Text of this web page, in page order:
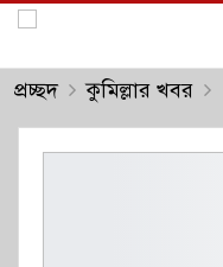
প্রচ্ছদ কুমিল্লার খবর